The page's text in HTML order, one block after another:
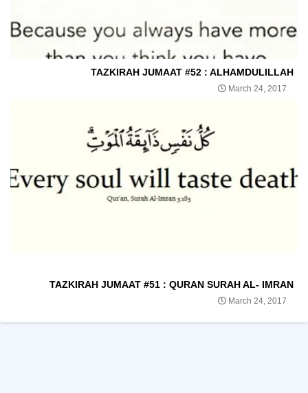
TAZKIRAH JUMAAT #52 : ALHAMDULILLAH
March 24, 2017
TAZKIRAH JUMAAT #51 : QURAN SURAH AL- IMRAN
March 24, 2017